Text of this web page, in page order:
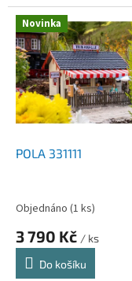
Novinka
POLA 331111
Objednáno (1 ks)
3 790 Kč / ks
Do košíku